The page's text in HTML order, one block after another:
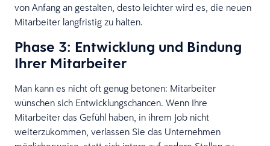
von Anfang an gestalten, desto leichter wird es, die neuen
Mitarbeiter langfristig zu halten.
Phase 3: Entwicklung und Bindung
Ihrer Mitarbeiter
Man kann es nicht oft genug betonen: Mitarbeiter
wünschen sich Entwicklungschancen. Wenn Ihre
Mitarbeiter das Gefühl haben, in ihrem Job nicht
weiterzukommen, verlassen Sie das Unternehmen